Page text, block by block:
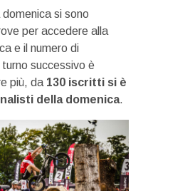
si sono
per accedere alla
e il numero di
successivo è
più, da 130 iscritti si è
della domenica.